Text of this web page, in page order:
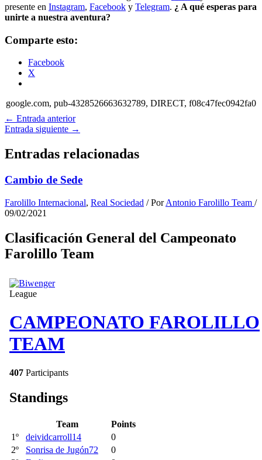
presente en Instagram, Facebook y Telegram. ¿ A qué esperas para
unirte a nuestra aventura?
Comparte esto:
Facebook
X
google.com, pub-4328526663632789, DIRECT, f08c47fec0942fa0
← Entrada anterior
Entrada siguiente →
Entradas relacionadas
Cambio de Sede
Farolillo Internacional, Real Sociedad / PorAntonio Farolillo Team /
09/02/2021
Clasificación General del Campeonato
Farolillo Team